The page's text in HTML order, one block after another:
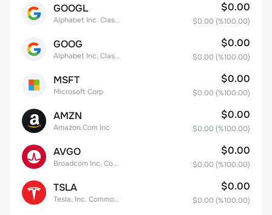
GOOGL
Alphabet Inc. Class A Common Stock
$0.00
$0.00 (%100.00)
GOOG
Alphabet Inc. Class C Capital Stock
$0.00
$0.00 (%100.00)
MSFT
Microsoft Corp
$0.00
$0.00 (%100.00)
AMZN
Amazon.Com Inc
$0.00
$0.00 (%100.00)
AVGO
Broadcom Inc. Common Stock
$0.00
$0.00 (%100.00)
TSLA
Tesla, Inc. Common Stock
$0.00
$0.00 (%100.00)